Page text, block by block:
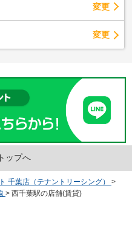
変更
変更
ップへ
千葉店（テナントリーシング）
>
> 西千葉駅の店舗(賃貸)